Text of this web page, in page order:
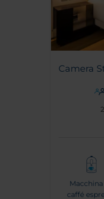
Camera
2
caffé